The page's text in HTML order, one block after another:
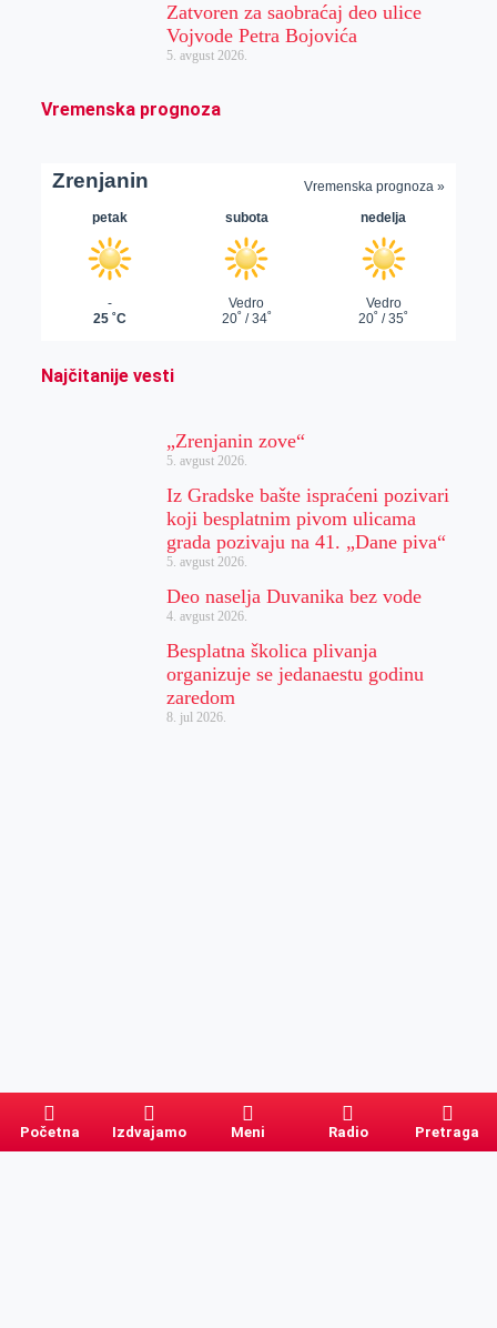
Zatvoren za saobraćaj deo ulice
Vojvode Petra Bojovića
5. avgust 2026.
Vremenska prognoza
Najčitanije vesti
„Zrenjanin zove“
5. avgust 2026.
Iz Gradske bašte ispraćeni pozivari
koji besplatnim pivom ulicama
grada pozivaju na 41. „Dane piva“
5. avgust 2026.
Deo naselja Duvanika bez vode
4. avgust 2026.
Besplatna školica plivanja
organizuje se jedanaestu godinu
zaredom
8. jul 2026.
Početna Izdvajamo Meni Radio Pretraga